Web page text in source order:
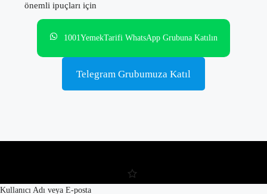
önemli ipuçları için
1001YemekTarifi WhatsApp Grubuna Katılın
Telegram Grubumuza Katıl
Kullanıcı Adı veya E-posta